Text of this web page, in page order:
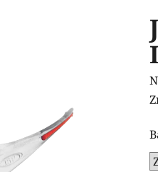
je